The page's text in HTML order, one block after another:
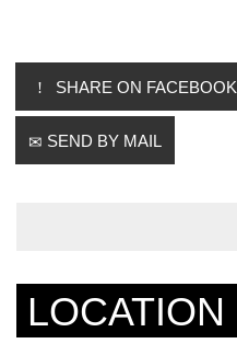
SHARE ON FACEBOOK
SEND BY MAIL
LOCATION